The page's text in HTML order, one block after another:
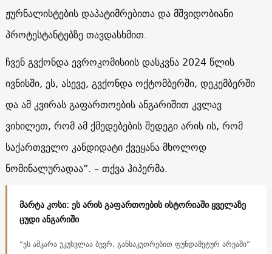
ჟურნალისტების დაპატიმრებითა და მშვიდობიანი
პროტესტანტებზე თავდასხმით.
ჩვენ გვქონდა ევროკომისიის დასკვნა 2024 წლის
ივნისში, ეს, ასევე, გვქონდა ოქტომბერში, დეკემბერში
და ამ კვირას გაფართოების ანგარიშით კვლავ
ვიხილეთ, რომ ამ ქმედებების შედეგი არის ის, რომ
საქართველო კანდიდატი ქვეყანა მხოლოდ
ნომინალურადაა”. – თქვა ჰიპერმა.
მარტა კოსი: ეს არის გაფართოების ისტორიაში ყველაზე
ცუდი ანგარიში
“ეს აშკარა უკუსვლაა ბევრ, განსაკუთრებით ფუნდამეტურ არეაში”